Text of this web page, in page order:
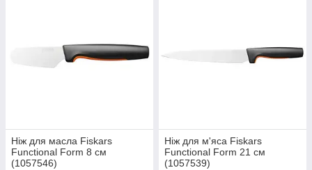
Ніж для масла Fiskars
Functional Form 8 см
(1057546)
Ніж для м'яса Fiskars
Functional Form 21 см
(1057539)